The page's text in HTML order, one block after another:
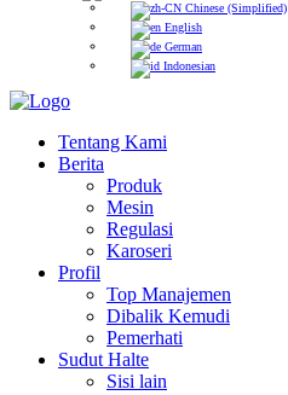
Chinese (Simplified)
English
German
Indonesian
Tentang Kami
Berita
Produk
Mesin
Regulasi
Karoseri
Profil
Top Manajemen
Dibalik Kemudi
Pemerhati
Sudut Halte
Sisi lain